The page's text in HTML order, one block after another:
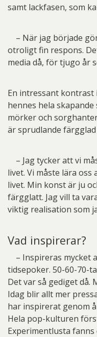
samt lackfasen, som
– När jag började
otroligt fin respons.
media då, för tjugo år
En intressant kontrast
hennes hela
mörker och
är sprudlande
– Jag tycker att vi
livet. Vi måste lära
livet. Min konst är ju
färgglatt. Jag vill ta
viktig realisation som
Vad inspirerar?
– Inspireras mycket
tidsepoker. 50-60-70-
Det var så gediget då.
Idag blir allt mer
har inspirerat genom
Hela pop-kulturen
Experimentlusta